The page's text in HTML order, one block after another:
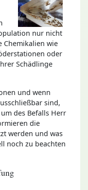
nur nicht
Chemikalien wie
oder
Schädlinge
und wenn
sind,
des Befalls Herr
die
werden und was
noch zu beachten